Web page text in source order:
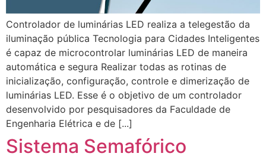
Controlador de luminárias LED realiza a telegestão da
iluminação pública Tecnologia para Cidades Inteligentes
é capaz de microcontrolar luminárias LED de maneira
automática e segura Realizar todas as rotinas de
inicialização, configuração, controle e dimerização de
luminárias LED. Esse é o objetivo de um controlador
desenvolvido por pesquisadores da Faculdade de
Engenharia Elétrica e de [...]
Sistema Semafórico